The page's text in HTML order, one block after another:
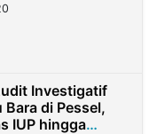
Investigatif
di Pessel,
IUP hingga